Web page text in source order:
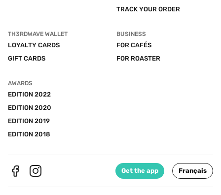
TRACK YOUR ORDER
TH3RDWAVE WALLET
LOYALTY CARDS
GIFT CARDS
BUSINESS
FOR CAFÉS
FOR ROASTER
AWARDS
EDITION 2022
EDITION 2020
EDITION 2019
EDITION 2018
Get the app Français